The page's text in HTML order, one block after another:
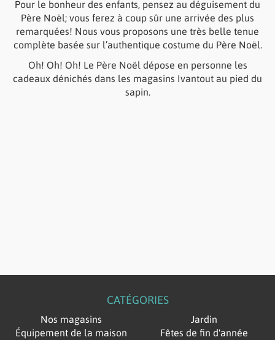
Pour le bonheur des enfants, pensez au déguisement du
Père Noël; vous ferez à coup sûr une arrivée des plus
remarquées! Nous vous proposons une très belle tenue
complète basée sur l’authentique costume du Père Noël.
Oh! Oh! Oh! Le Père Noël dépose en personne les
cadeaux dénichés dans les magasins Ivantout au pied du
sapin.
CATÉGORIES
Nos magasins
Équipement de la maison
Jardin
Fêtes de fin d'année